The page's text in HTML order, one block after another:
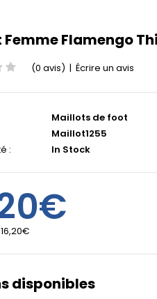
Flamengo
(0 avis) | Écrire un avis
Maillots de foot
Maillot1255
:
In Stock
16,20€
disponibles